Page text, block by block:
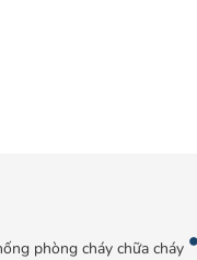
phòng cháy chữa cháy